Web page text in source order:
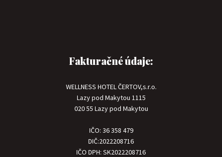
Fakturačné údaje:
WELLNESS HOTEL ČERTOV,s.r.o.
Lazy pod Makytou 1115
020 55 Lazy pod Makytou
IČO: 36 358 479
DIČ:2022208716
IČO DPH: SK2022208716